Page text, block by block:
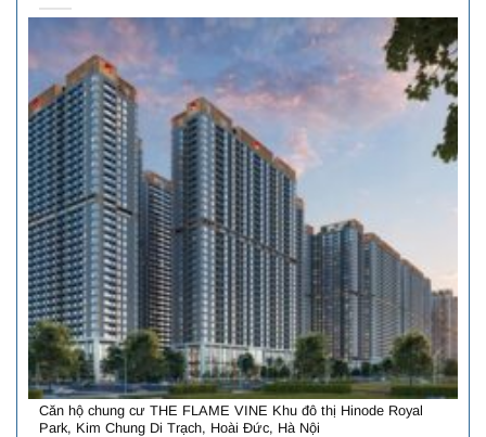
Căn hộ chung cư THE FLAME VINE Khu đô thị Hinode Royal
Park, Kim Chung Di Trạch, Hoài Đức, Hà Nội